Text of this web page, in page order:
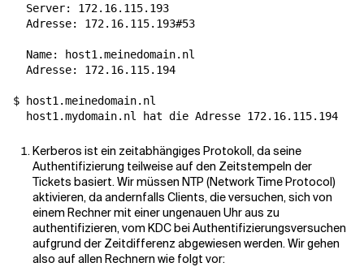
  Server: 172.16.115.193
  Adresse: 172.16.115.193#53
  Name: host1.meinedomain.nl
  Adresse: 172.16.115.194
$ host1.meinedomain.nl
Kerberos ist ein zeitabhängiges Protokoll, da seine
Authentifizierung teilweise auf den Zeitstempeln der
Tickets basiert. Wir müssen NTP (Network Time Protocol)
aktivieren, da andernfalls Clients, die versuchen, sich von
einem Rechner mit einer ungenauen Uhr aus zu
authentifizieren, vom KDC bei Authentifizierungsversuchen
aufgrund der Zeitdifferenz abgewiesen werden. Wir gehen
also auf allen Rechnern wie folgt vor: